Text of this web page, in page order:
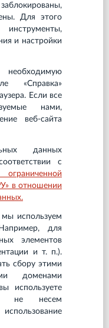
Для этого
и настройки
«Справка»
Если все
нами,
веб-сайта
с
в отношении
для
элементов
и т. п.).
сбору этими
доменами
используете
не несем